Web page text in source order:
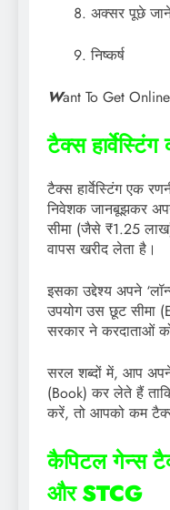
अक्सर पूछे
निष्कर्ष
Want To Get Online
टैक्स हार्वेस्टिंग
टैक्स हार्वेस्टिंग एक
निवेशक जानबूझकर
सीमा (जैसे ₹1.25
वापस खरीद लेता है।
इसका उद्देश्य अपने
उपयोग उस छूट सीमा
सरकार ने करदाताओं
सरल शब्दों में, आप अपने
(Book) कर लेते हैं
करें, तो आपको कम
कैपिटल गेन्स
और STCG